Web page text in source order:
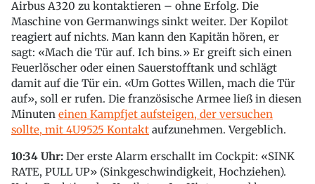
Airbus A320 zu kontaktieren – ohne Erfolg. Die
Maschine von Germanwings sinkt weiter. Der Kopilot
reagiert auf nichts. Man kann den Kapitän hören, er
sagt: «Mach die Tür auf. Ich bins.» Er greift sich einen
Feuerlöscher oder einen Sauerstofftank und schlägt
damit auf die Tür ein. «Um Gottes Willen, mach die Tür
auf», soll er rufen. Die französische Armee ließ in diesen
Minuten einen Kampfjet aufsteigen, der versuchen
sollte, mit 4U9525 Kontakt aufzunehmen. Vergeblich.
10:34 Uhr: Der erste Alarm erschallt im Cockpit: «SINK
RATE, PULL UP» (Sinkgeschwindigkeit, Hochziehen).